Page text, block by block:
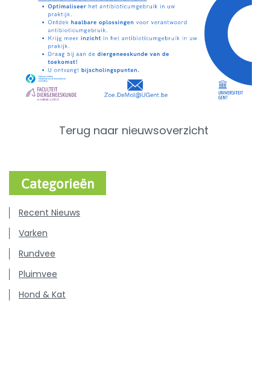
Terug naar nieuwsoverzicht
Categorieën
Recent Nieuws
Varken
Rundvee
Pluimvee
Hond & Kat